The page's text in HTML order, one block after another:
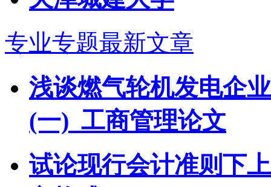
专业专题最新文章
浅谈燃气轮机发电企
(一)_工商管理论文
试论现行会计准则下